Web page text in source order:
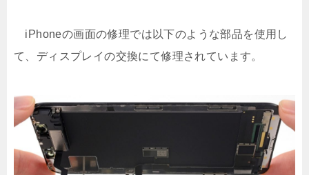
iPhoneの画面の修理では以下のような部品を使用し
て、ディスプレイの交換にて修理されています。